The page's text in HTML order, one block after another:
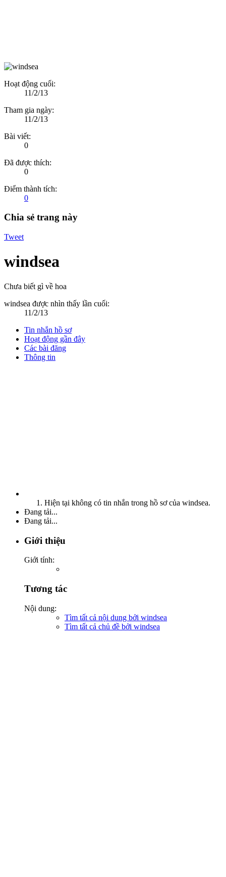
Hoạt động cuối:
11/2/13
Tham gia ngày:
11/2/13
Bài viết:
0
Đã được thích:
0
Điểm thành tích:
0
Chia sẻ trang này
Tweet
windsea
Chưa biết gì về hoa
windsea được nhìn thấy lần cuối:
11/2/13
Tin nhắn hồ sơ
Hoạt động gần đây
Các bài đăng
Thông tin
Hiện tại không có tin nhắn trong hồ sơ của windsea.
Đang tải...
Đang tải...
Giới thiệu
Giới tính:
Tương tác
Nội dung:
Tìm tất cả nội dung bởi windsea
Tìm tất cả chủ đề bởi windsea